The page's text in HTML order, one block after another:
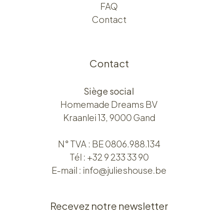
FAQ
Contact
Contact
Siège social
Homemade Dreams BV
Kraanlei 13, 9000 Gand
N° TVA : BE 0806.988.134
Tél : +32 9 233 33 90
E-mail : info@julieshouse.be
Recevez notre newsletter